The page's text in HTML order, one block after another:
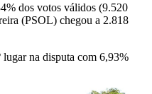
dos votos válidos (9.520
(PSOL) chegou a 2.818
na disputa com 6,93%